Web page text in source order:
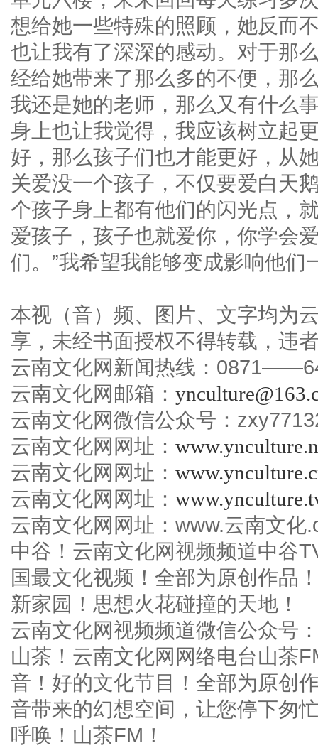
想给她一些特殊的照顾，她反而
也让我有了深深的感动。对于那
经给她带来了那么多的不便，那
我还是她的老师，那么又有什么
身上也让我觉得，我应该树立起
好，那么孩子们也才能更好，从
关爱没一个孩子，不仅要爱白天
个孩子身上都有他们的闪光点，
爱孩子，孩子也就爱你，你学会
们。”我希望我能够变成影响他们
本视（音）频、图片、文字均为
享，未经书面授权不得转载，违
云南文化网新闻热线：
云南文化网邮箱：
云南文化网微信公众号：
云南文化网网址：
云南文化网网址：
云南文化网网址：
云南文化网网址：www.云南文化
中谷！云南文化网视频频道中谷
国最文化视频！全部为原创作品
新家园！思想火花碰撞的天地！
云南文化网视频频道微信公众
山茶！云南文化网网络电台山茶
音！好的文化节目！全部为原创
音带来的幻想空间，让您停下匆
呼唤！山茶FM！